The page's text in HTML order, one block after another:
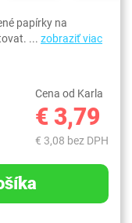
papírky na
... zobraziť viac
Cena od Karla
€ 3,79
€ 3,08 bez DPH